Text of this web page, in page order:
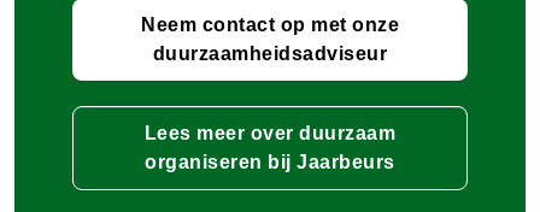
Neem contact op met onze
duurzaamheidsadviseur
Lees meer over duurzaam
organiseren bij Jaarbeurs